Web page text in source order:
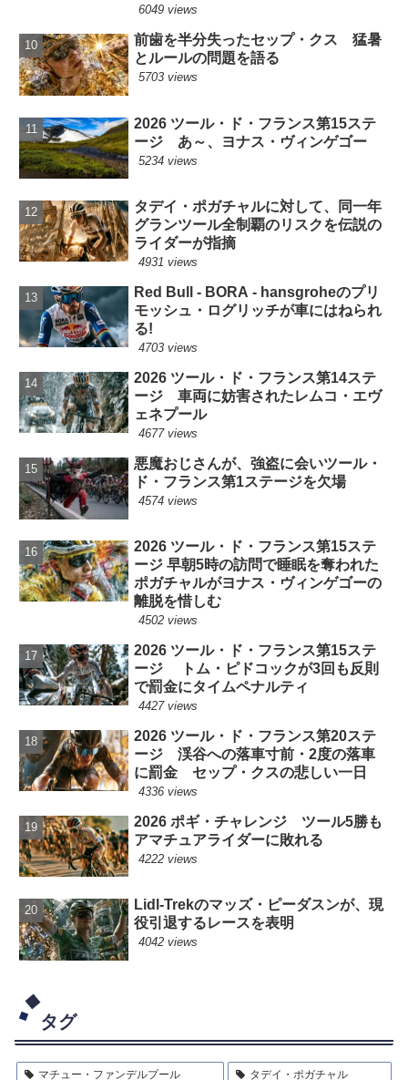
6049 views
前歯を半分失ったセップ・クス 猛暑
とルールの問題を語る
5703 views
2026 ツール・ド・フランス第15ステ
ージ あ～、ヨナス・ヴィンゲゴー
5234 views
タデイ・ポガチャルに対して、同一年
グランツール全制覇のリスクを伝説の
ライダーが指摘
4931 views
Red Bull - BORA - hansgroheのプリ
モッシュ・ログリッチが車にはねられ
る!
4703 views
2026 ツール・ド・フランス第14ステ
ージ 車両に妨害されたレムコ・エヴ
ェネプール
4677 views
悪魔おじさんが、強盗に会いツール・
ド・フランス第1ステージを欠場
4574 views
2026 ツール・ド・フランス第15ステ
ージ 早朝5時の訪問で睡眠を奪われた
ポガチャルがヨナス・ヴィンゲゴーの
離脱を惜しむ
4502 views
2026 ツール・ド・フランス第15ステ
ージ トム・ピドコックが3回も反則
で罰金にタイムペナルティ
4427 views
2026 ツール・ド・フランス第20ステ
ージ 渓谷への落車寸前・2度の落車
に罰金 セップ・クスの悲しい一日
4336 views
2026 ポギ・チャレンジ ツール5勝も
アマチュアライダーに敗れる
4222 views
Lidl-Trekのマッズ・ピーダスンが、現
役引退するレースを表明
4042 views
タグ
マチュー・ファンデルプール タデイ・ポガチャル